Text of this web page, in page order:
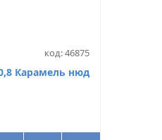
код: 46875
Карамель нюд